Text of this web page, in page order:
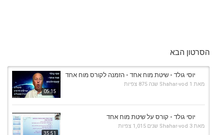
הסרטון הבא
05:15
יוסי גולד - שיטת מוח אחד - הזמנה לקורס מוח אחד
מאת Shahar-vod 1 שנה 875 צפיות
35:51
יוסי גולד - קורס על שיטת מוח אחד
מאת Shahar-vod 3 שנים 1,015 צפיות